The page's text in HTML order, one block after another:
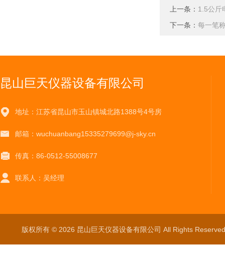
上一条： 1.5公斤
下一条： 每一笔
昆山巨天仪器设备有限公司
地址：江苏省昆山市玉山镇城北路1388号4号房
邮箱：wuchuanbang15335279699@j-sky.cn
传真：86-0512-55008677
联系人：吴经理
版权所有 © 2026 昆山巨天仪器设备有限公司 All Rights